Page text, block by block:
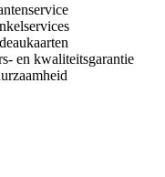
en kwaliteitsgarantie